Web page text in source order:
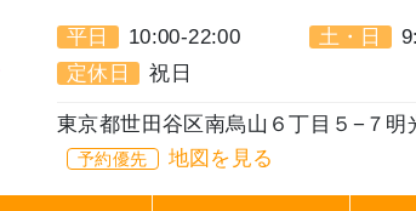
平日 10:00-22:00 土・日
定休日
祝日
東京都世田谷区南烏山６丁目５−７明
予約優先 地図を見る